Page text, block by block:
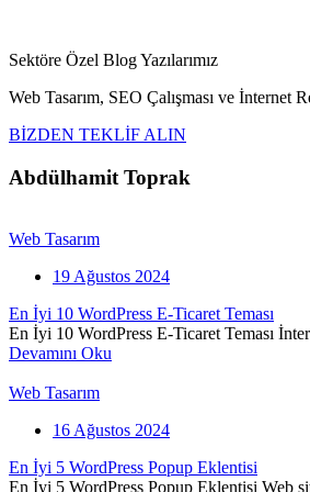
Sektöre Özel Blog Yazılarımız
Web Tasarım, SEO Çalışması ve İnternet
BİZDEN TEKLİF ALIN
Abdülhamit Toprak
Web Tasarım
19 Ağustos 2024
En İyi 10 WordPress E-Ticaret Teması
En İyi 10 WordPress E-Ticaret Teması
Devamını Oku
Web Tasarım
16 Ağustos 2024
En İyi 5 WordPress Popup Eklentisi
En İyi 5 WordPress Popup Eklentisi Web